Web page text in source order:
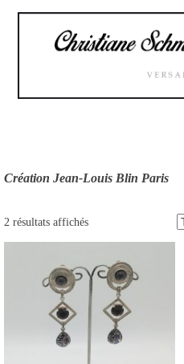
Création Jean-Louis Blin Paris
2 résultats affichés